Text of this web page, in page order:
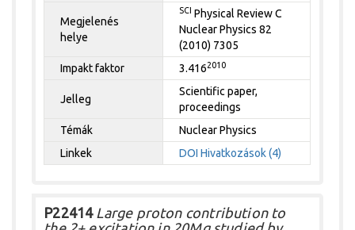
Megjelenés
helye
SCI Physical Review C
Nuclear Physics 82
(2010) 7305
Impakt faktor
3.4162010
Jelleg
Scientific paper,
proceedings
Témák
Nuclear Physics
Linkek
DOI Hivatkozások (4)
P22414Large proton contribution to